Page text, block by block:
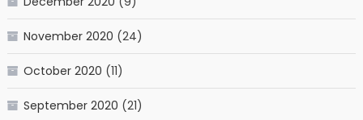
November 2020 (24)
October 2020 (11)
September 2020 (21)